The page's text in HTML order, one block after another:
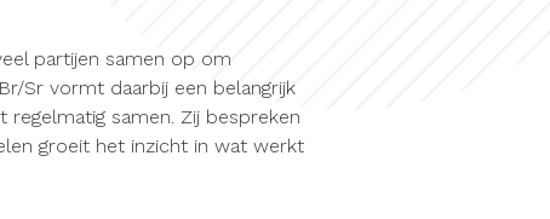
partijen samen op om
Sr vormt daarbij een belangrijk
samen. Zij bespreken
groeit het inzicht in wat werkt